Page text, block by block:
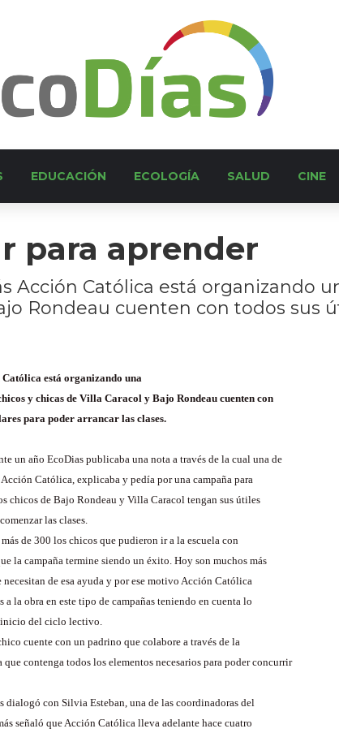
EDUCACIÓN ECOLOGÍA SALUD CINE
para aprender
Acción Católica está organizando
Rondeau cuenten con todos sus
Católica está organizando una
y chicas de Villa Caracol y Bajo Rondeau cuenten con
para poder arrancar las clases.
un año EcoDias publicaba una nota a través de la cual una de
Acción Católica, explicaba y pedía por una campaña para
chicos de Bajo Rondeau y Villa Caracol tengan sus útiles
las clases.
de 300 los chicos que pudieron ir a la escuela con
la campaña termine siendo un éxito. Hoy son muchos más
de esa ayuda y por ese motivo Acción Católica
a la obra en este tipo de campañas teniendo en cuenta lo
inicio del ciclo lectivo.
cuente con un padrino que colabore a través de la
que contenga todos los elementos necesarios para poder concurrir
dialogó con Silvia Esteban, una de las coordinadoras del
señaló que Acción Católica lleva adelante hace cuatro